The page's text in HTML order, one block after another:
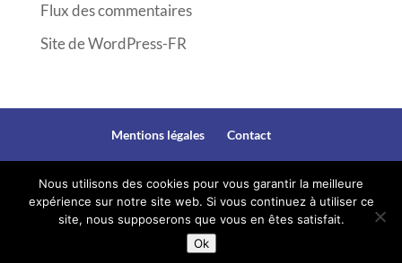
Flux des commentaires
Site de WordPress-FR
Mentions légales Contact
@copyright 2018. Site crée par Corinne Ducasse.
Agence WebSourire.com
Nous utilisons des cookies pour vous garantir la meilleure
expérience sur notre site web. Si vous continuez à utiliser ce
site, nous supposerons que vous en êtes satisfait.
Ok